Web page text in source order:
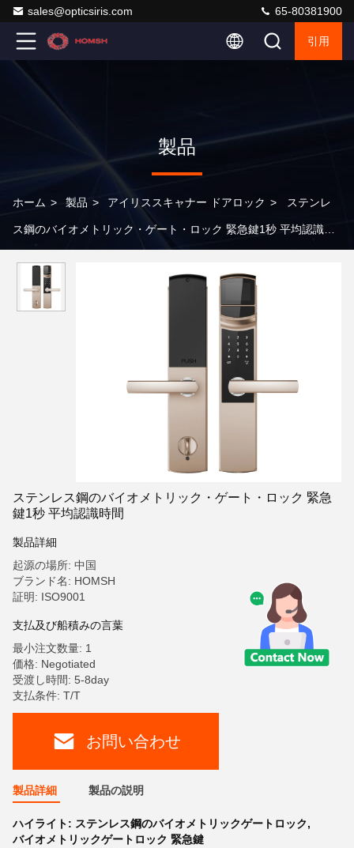
sales@opticsiris.com 65-80381900
引用
製品
ホーム > 製品 > アイリススキャナー ドアロック > ステンレ
ス鋼のバイオメトリック・ゲート・ロック 緊急鍵1秒 平均認識時
ステンレス鋼のバイオメトリック・ゲート・ロック 緊急
鍵1秒 平均認識時間
製品詳細
起源の場所: 中国
ブランド名: HOMSH
証明: ISO9001
支払及び船積みの言葉
最小注文数量: 1
価格: Negotiated
受渡し時間: 5-8day
支払条件: T/T
お問い合わせ
製品詳細 製品の説明
ハイライト: ステンレス鋼のバイオメトリックゲートロック,
バイオメトリックゲートロック 緊急鍵